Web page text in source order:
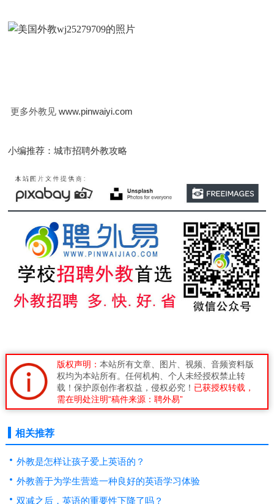
更多外教见www.pinwaiyi.com
小编推荐：城市招聘外教攻略
版权声明： 本站所有文章、图片、视频、音频资料版
权均为本站所有。任何机构、个人未经授权禁止转
载！保护原创作者权益，侵权必究！ 已获授权转载，
需在明处注明“稿件来源：聘外易”
相关推荐
外教是怎样让孩子爱上英语的？
外教善于为学生营造一种良好的英语学习体验
双减之后，英语的重要性下降了吗？